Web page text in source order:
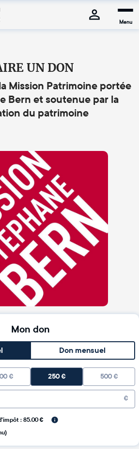
Menu
UN DON
Mission Patrimoine portée
Bern et soutenue par la
du patrimoine
Mon don
Don mensuel
€ 250€ 500 €
€
: 85.00 €